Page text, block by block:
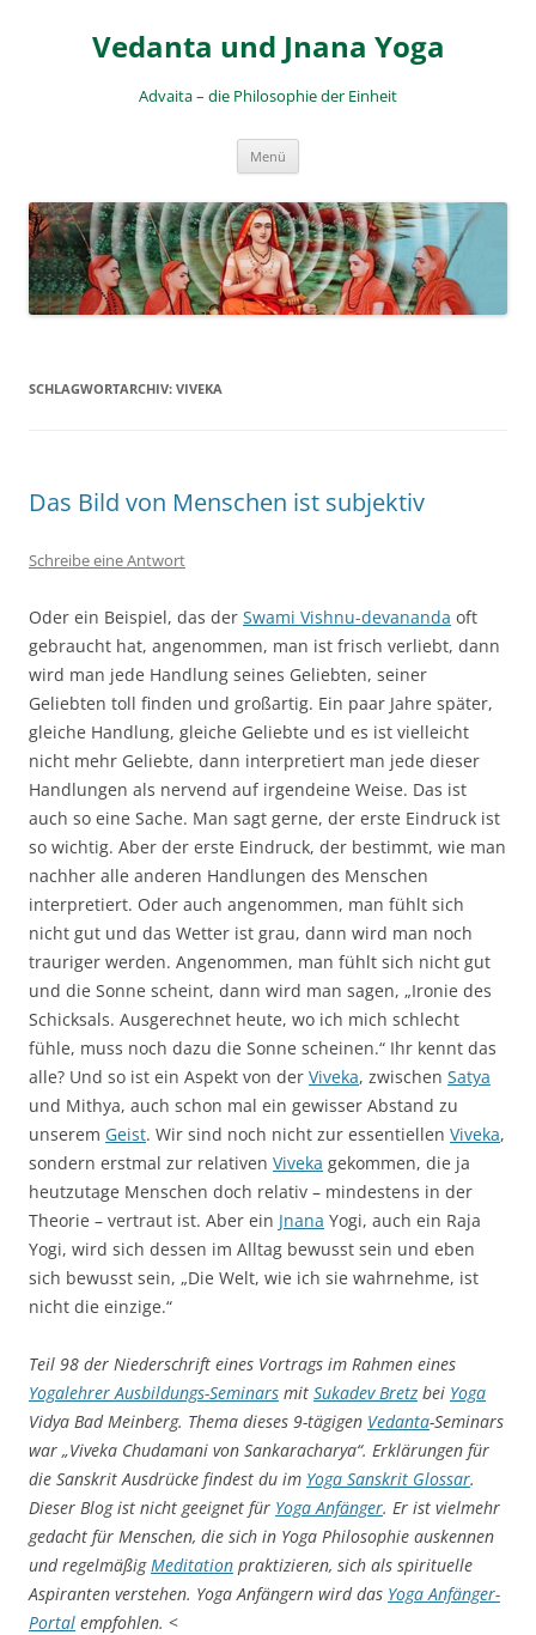
springenVedanta und Jnana Yoga
Advaita – die Philosophie der Einheit
Menü
SCHLAGWORTARCHIV: VIVEKA
Das Bild von Menschen ist subjektiv
Schreibe eine Antwort
Oder ein Beispiel, das der Swami Vishnu-devananda oft
gebraucht hat, angenommen, man ist frisch verliebt, dann
wird man jede Handlung seines Geliebten, seiner
Geliebten toll finden und großartig. Ein paar Jahre später,
gleiche Handlung, gleiche Geliebte und es ist vielleicht
nicht mehr Geliebte, dann interpretiert man jede dieser
Handlungen als nervend auf irgendeine Weise. Das ist
auch so eine Sache. Man sagt gerne, der erste Eindruck ist
so wichtig. Aber der erste Eindruck, der bestimmt, wie man
nachher alle anderen Handlungen des Menschen
interpretiert. Oder auch angenommen, man fühlt sich
nicht gut und das Wetter ist grau, dann wird man noch
trauriger werden. Angenommen, man fühlt sich nicht gut
und die Sonne scheint, dann wird man sagen, „Ironie des
Schicksals. Ausgerechnet heute, wo ich mich schlecht
fühle, muss noch dazu die Sonne scheinen.“ Ihr kennt das
alle? Und so ist ein Aspekt von der Viveka, zwischen Satya
und Mithya, auch schon mal ein gewisser Abstand zu
unserem Geist. Wir sind noch nicht zur essentiellen Viveka,
sondern erstmal zur relativen Viveka gekommen, die ja
heutzutage Menschen doch relativ – mindestens in der
Theorie – vertraut ist. Aber ein Jnana Yogi, auch ein Raja
Yogi, wird sich dessen im Alltag bewusst sein und eben
sich bewusst sein, „Die Welt, wie ich sie wahrnehme, ist
nicht die einzige.“
Teil 98 der Niederschrift eines Vortrags im Rahmen eines
Yogalehrer Ausbildungs-Seminars mit Sukadev Bretz bei Yoga
Vidya Bad Meinberg. Thema dieses 9-tägigen Vedanta-Seminars
war „Viveka Chudamani von Sankaracharya“. Erklärungen für
die Sanskrit Ausdrücke findest du im Yoga Sanskrit Glossar.
Dieser Blog ist nicht geeignet für Yoga Anfänger. Er ist vielmehr
gedacht für Menschen, die sich in Yoga Philosophie auskennen
und regelmäßigMeditation praktizieren, sich als spirituelle
Aspiranten verstehen. Yoga Anfängern wird das Yoga Anfänger-
Portal empfohlen. <